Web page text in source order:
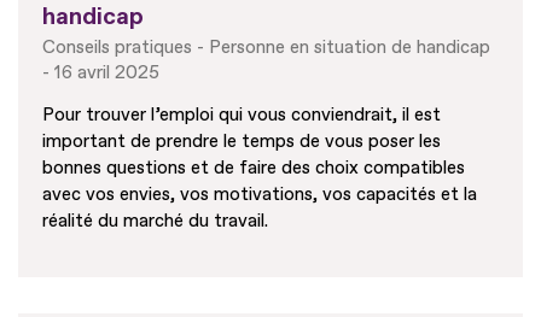
handicap
Conseils pratiques
Personne en situation de handicap
16 avril 2025
Pour trouver l’emploi qui vous conviendrait, il est
important de prendre le temps de vous poser les
bonnes questions et de faire des choix compatibles
avec vos envies, vos motivations, vos capacités et la
réalité du marché du travail.